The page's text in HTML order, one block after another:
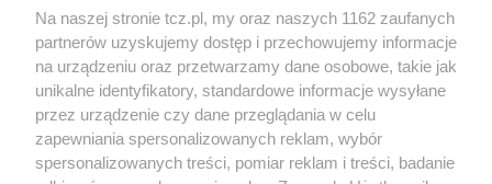
O FIRMIE POLITYKA PRYWATNOŚCI HOSTING
Na naszej stronie tcz.pl, my oraz naszych 1162 zaufanych
partnerów uzyskujemy dostęp i przechowujemy informacje
na urządzeniu oraz przetwarzamy dane osobowe, takie jak
unikalne identyfikatory, standardowe informacje wysyłane
przez urządzenie czy dane przeglądania w celu
zapewniania spersonalizowanych reklam, wybór
spersonalizowanych treści, pomiar reklam i treści, badanie